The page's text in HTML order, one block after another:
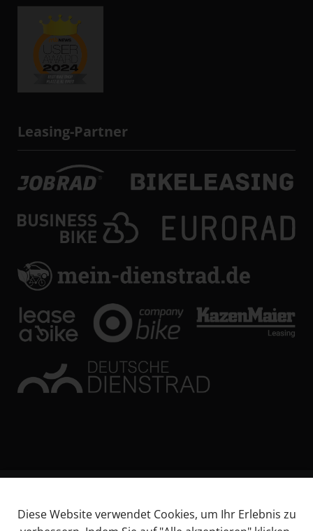
Leasing-Partner
Diese Website verwendet Cookies, um Ihr Erlebnis zu